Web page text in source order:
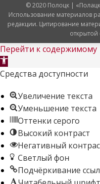
© 2020 Полоцк |
Использование материалов
редакции. Цитирование
открытой
Перейти к содержимому
Открыть
панель
Средства доступности
Увеличение текста
Уменьшение текста
Оттенки серого
Высокий контраст
Негативный
Светлый фон
Подчёркивание